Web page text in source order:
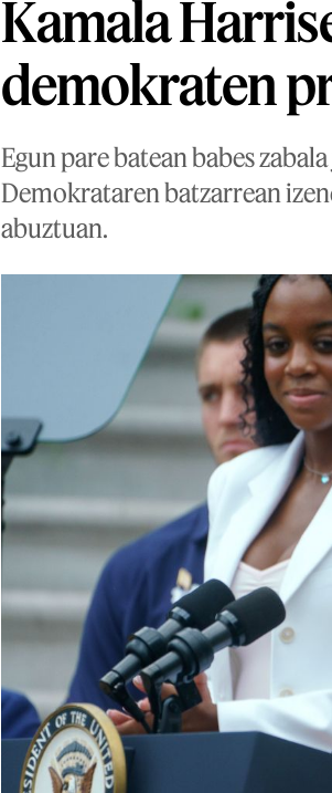
Kamala
demokraten
Egun pare batean babes
Demokrataren batzarrean
abuztuan.